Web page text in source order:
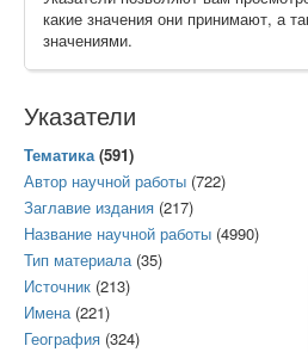
какие значения они принимают, а
значениями.
Указатели
Тематика(591)
Автор научной работы (722)
Заглавие издания (217)
Название научной работы (4990)
Тип материала(35)
Источник (213)
Имена(221)
География (324)